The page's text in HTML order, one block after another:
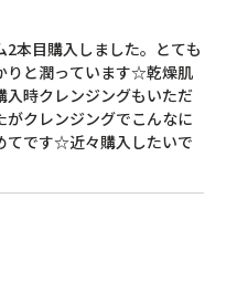
本目購入しました。とても
りと潤っています☆乾燥肌
入時クレンジングもいただ
クレンジングでこんなに
てです☆近々購入したいで